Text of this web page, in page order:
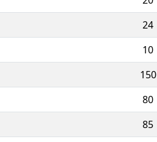
24
10
150
80
85